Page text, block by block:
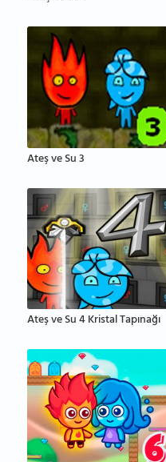
Ateş ve Su 3
Ateş ve Su 4 Kristal Tapınağı